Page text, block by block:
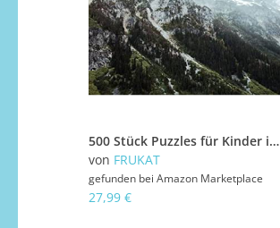
500 Stück Puzzles für Kinder im Alter von 14 Jahren, See Berghang 52x38cm
von FRUKAT
gefunden bei Amazon Marketplace
27,99 €